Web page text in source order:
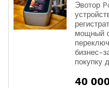
Эвотор
мощный
бизнес-
покупку
40